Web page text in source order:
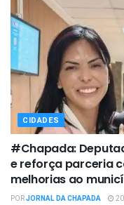
CIDADES
#Chapada:
e reforça parceria
melhorias ao
PORJORNAL DA CHAPADA